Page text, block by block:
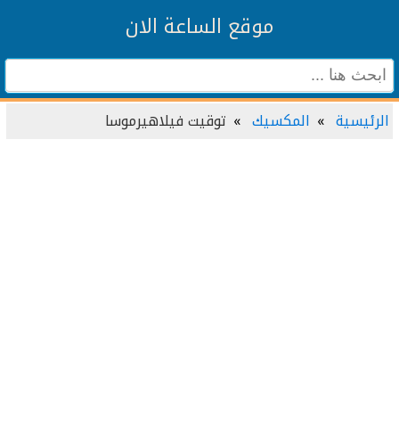
موقع الساعة الان
الرئيسية المكسيك توقيت فيلاهيرموسا